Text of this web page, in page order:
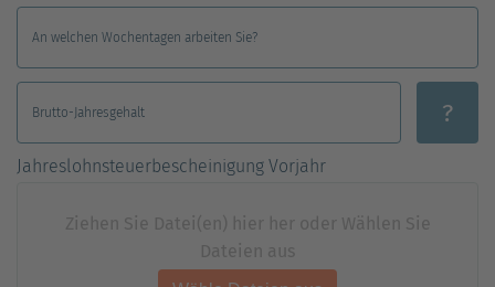
An welchen Wochentagen arbeiten Sie?
Brutto-Jahresgehalt ?
Jahreslohnsteuerbescheinigung Vorjahr
Ziehen Sie Datei(en) hier her oder Wählen Sie
Dateien aus